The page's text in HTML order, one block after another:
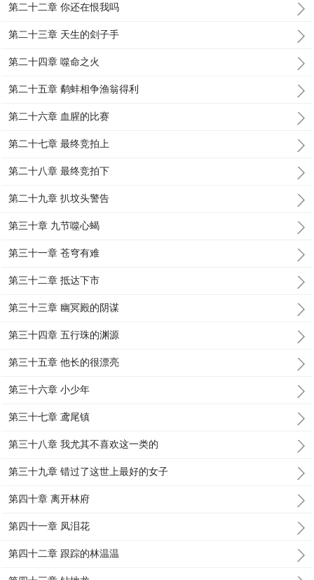
第二十二章 你还在恨我吗
第二十三章 天生的刽子手
第二十四章 噬命之火
第二十五章 鹬蚌相争渔翁得利
第二十六章 血腥的比赛
第二十七章 最终竞拍上
第二十八章 最终竞拍下
第二十九章 扒坟头警告
第三十章 九节噬心蝎
第三十一章 苍穹有难
第三十二章 抵达下市
第三十三章 幽冥殿的阴谋
第三十四章 五行珠的渊源
第三十五章 他长的很漂亮
第三十六章 小少年
第三十七章 鸢尾镇
第三十八章 我尤其不喜欢这一类的
第三十九章 错过了这世上最好的女子
第四十章 离开林府
第四十一章 凤泪花
第四十二章 跟踪的林温温